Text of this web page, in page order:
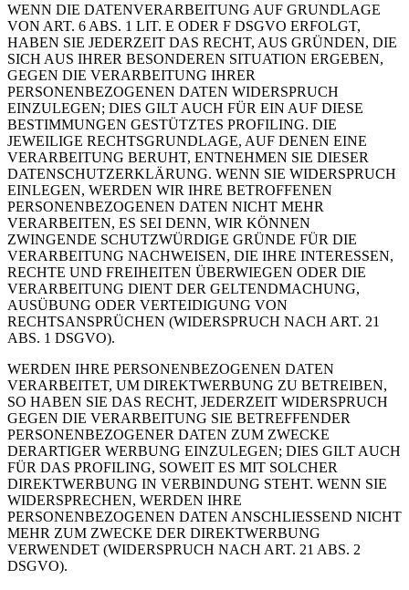
WENN DIE DATENVERARBEITUNG AUF GRUNDLAGE
VON ART. 6 ABS. 1 LIT. E ODER F DSGVO ERFOLGT,
HABEN SIE JEDERZEIT DAS RECHT, AUS GRÜNDEN, DIE
SICH AUS IHRER BESONDEREN SITUATION ERGEBEN,
GEGEN DIE VERARBEITUNG IHRER
PERSONENBEZOGENEN DATEN WIDERSPRUCH
EINZULEGEN; DIES GILT AUCH FÜR EIN AUF DIESE
BESTIMMUNGEN GESTÜTZTES PROFILING. DIE
JEWEILIGE RECHTSGRUNDLAGE, AUF DENEN EINE
VERARBEITUNG BERUHT, ENTNEHMEN SIE DIESER
DATENSCHUTZERKLÄRUNG. WENN SIE WIDERSPRUCH
EINLEGEN, WERDEN WIR IHRE BETROFFENEN
PERSONENBEZOGENEN DATEN NICHT MEHR
VERARBEITEN, ES SEI DENN, WIR KÖNNEN
ZWINGENDE SCHUTZWÜRDIGE GRÜNDE FÜR DIE
VERARBEITUNG NACHWEISEN, DIE IHRE INTERESSEN,
RECHTE UND FREIHEITEN ÜBERWIEGEN ODER DIE
VERARBEITUNG DIENT DER GELTENDMACHUNG,
AUSÜBUNG ODER VERTEIDIGUNG VON
RECHTSANSPRÜCHEN (WIDERSPRUCH NACH ART. 21
ABS. 1 DSGVO).
WERDEN IHRE PERSONENBEZOGENEN DATEN
VERARBEITET, UM DIREKTWERBUNG ZU BETREIBEN,
SO HABEN SIE DAS RECHT, JEDERZEIT WIDERSPRUCH
GEGEN DIE VERARBEITUNG SIE BETREFFENDER
PERSONENBEZOGENER DATEN ZUM ZWECKE
DERARTIGER WERBUNG EINZULEGEN; DIES GILT AUCH
FÜR DAS PROFILING, SOWEIT ES MIT SOLCHER
DIREKTWERBUNG IN VERBINDUNG STEHT. WENN SIE
WIDERSPRECHEN, WERDEN IHRE
PERSONENBEZOGENEN DATEN ANSCHLIESSEND NICHT
MEHR ZUM ZWECKE DER DIREKTWERBUNG
VERWENDET (WIDERSPRUCH NACH ART. 21 ABS. 2
DSGVO).